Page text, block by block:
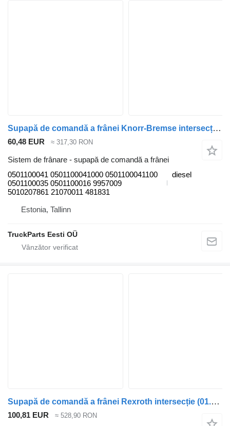
Supapă de comandă a frânei Knorr-Bremse intersecție (01.06-) 0501100041 pentru autobuz Irisbus Arway, Crossway, Crealis, Magelys, Proway, Daily Tourys (2006-)
60,48 EUR ≈ 317,30 RON
Sistem de frânare - supapă de comandă a frânei
0501100041 0501100041000 0501100041100
0501100035 0501100016 9957009
5010207861 21070011 481831
diesel
Estonia, Tallinn
TruckParts Eesti OÜ
Supapă de comandă a frânei Rexroth intersecție (01.06-) 7290 pentru autobuz Irisbus Arway, Crossway, Crealis, Magelys, Proway, Daily Tourys (2006-)
100,81 EUR ≈ 528,90 RON